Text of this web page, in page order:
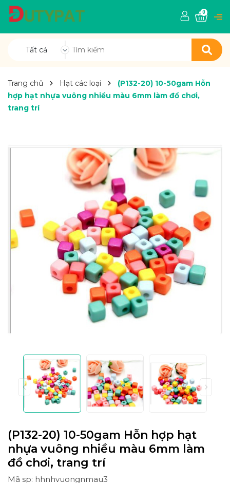
Tất cả
0
Trang chủ Hạt các loại
(P132-20) 10-50gam Hỗn
hợp hạt nhựa vuông nhiều màu 6mm làm đồ chơi,
trang trí
(P132-20) 10-50gam Hỗn hợp hạt
nhựa vuông nhiều màu 6mm làm
đồ chơi, trang trí
Mã sp: hhnhvuongnmau3